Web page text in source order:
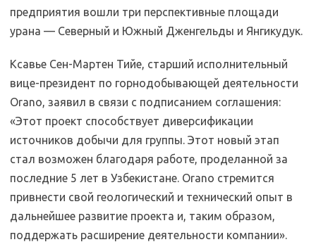
предприятия вошли три перспективные площади
урана — Северный и Южный Дженгельды и Янгикудук.
Ксавье Сен-Мартен Тийе, ​​старший исполнительный
вице-президент по горнодобывающей деятельности
Orano, заявил в связи с подписанием соглашения:
«Этот проект способствует диверсификации
источников добычи для группы. Этот новый этап
стал возможен благодаря работе, проделанной за
последние 5 лет в Узбекистане. Orano стремится
привнести свой геологический и технический опыт в
дальнейшее развитие проекта и, таким образом,
поддержать расширение деятельности компании».